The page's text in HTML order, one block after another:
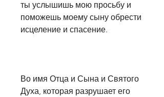
ты услышишь мою просьбу и
поможешь моему сыну обрести
исцеление и спасение.
Во имя Отца и Сына и Святого
Духа, которая разрушает его